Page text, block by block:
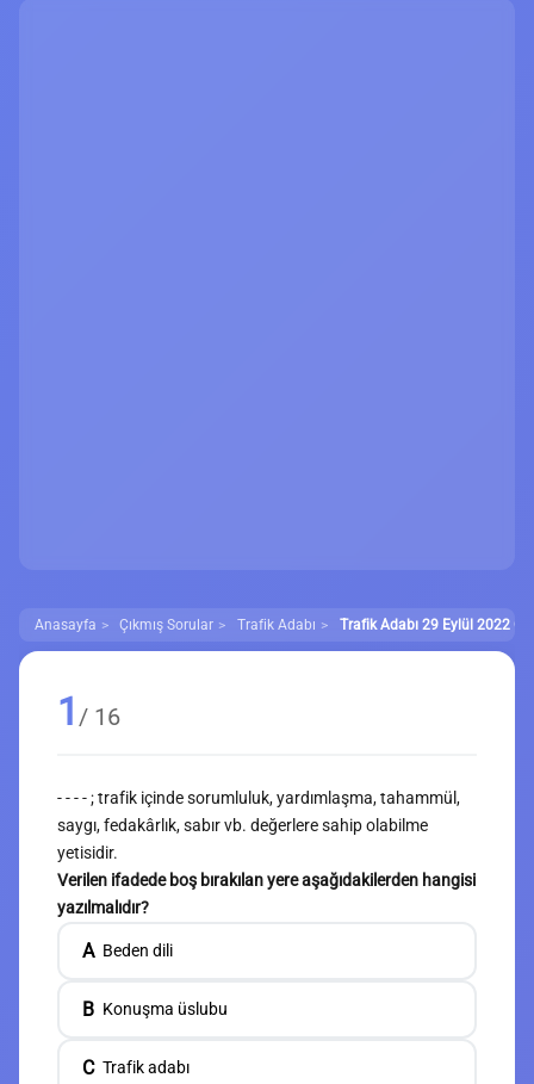
Anasayfa Çıkmış Sorular Trafik Adabı Trafik Adabı 29 Eylül 2022
1 / 16
- - - - ; trafik içinde sorumluluk, yardımlaşma, tahammül,
saygı, fedakârlık, sabır vb. değerlere sahip olabilme
yetisidir.
Verilen ifadede boş bırakılan yere aşağıdakilerden hangisi
yazılmalıdır?
A Beden dili
B Konuşma üslubu
C Trafik adabı